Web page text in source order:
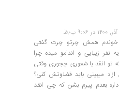
خوندم همش چرتو چرت گفتی
نفر زیبایی و اندامو میده چرا
تو انقد با شعوری چجوری وقتی
میبینی باید قضاوتش کنی؟
بعدم پیرم بشن که چی انقد